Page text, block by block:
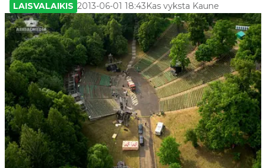
LAISVALAIKIS 2013-06-01 18:43Kas vyksta Kaune